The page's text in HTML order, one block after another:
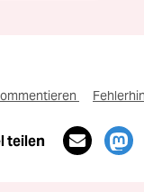
teilen